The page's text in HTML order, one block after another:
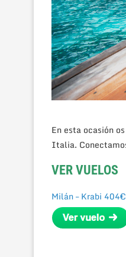
En esta ocasión
Italia.
VER VUELOS
Milán – Krabi